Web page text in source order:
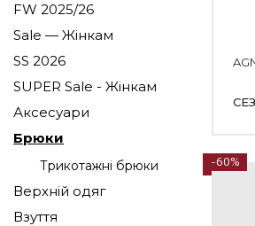
FW 2025/26
Sale — Жінкам
SS 2026
SUPER Sale - Жінкам
Аксесуари
Брюки
Трикотажні брюки
Верхній одяг
Взуття
-60%